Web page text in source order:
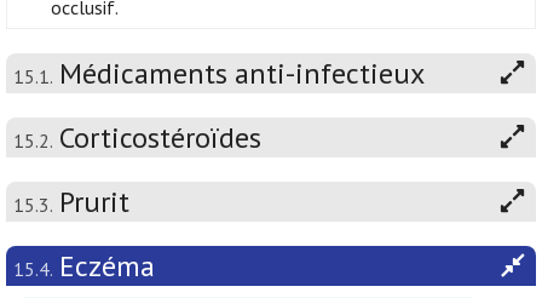
occlusif.
15.1. Médicaments anti-infectieux
15.2. Corticostéroïdes
15.3. Prurit
15.4. Eczéma